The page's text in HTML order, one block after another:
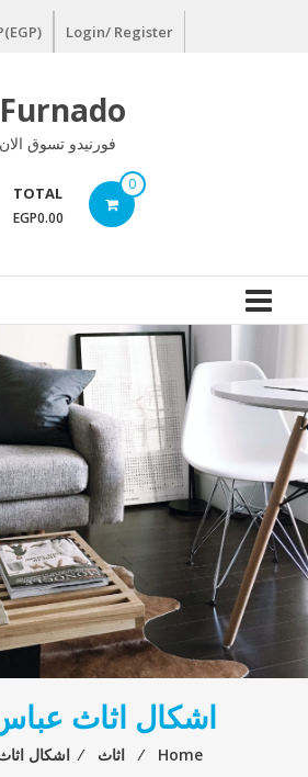
Login/ Register
Furnado
فورنيدو تسوق الان
0
TOTAL
EGP0.00
اشكال اثاث
Home
⁄ اثاث ⁄ اشكال